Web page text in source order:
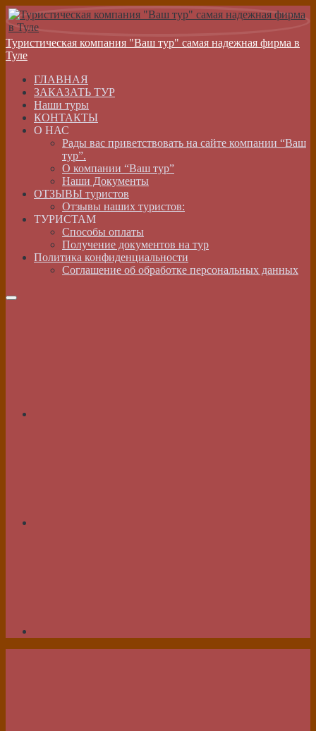
Туристическая компания "Ваш тур" самая надежная фирма в
Туле
ГЛАВНАЯ
ЗАКАЗАТЬ ТУР
Наши туры
КОНТАКТЫ
О НАС
Рады вас приветствовать на сайте компании “Ваш
тур”.
О компании “Ваш тур”
Наши Документы
ОТЗЫВЫ туристов
Отзывы наших туристов:
ТУРИСТАМ
Способы оплаты
Получение документов на тур
Политика конфиденциальности
Соглашение об обработке персональных данных